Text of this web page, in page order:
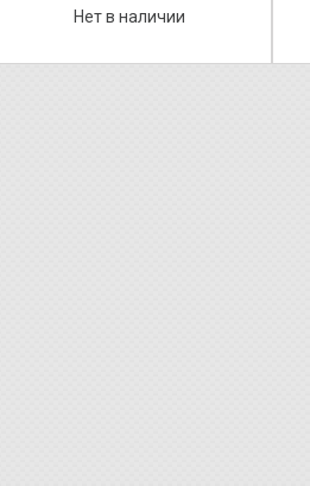
Нет в наличии